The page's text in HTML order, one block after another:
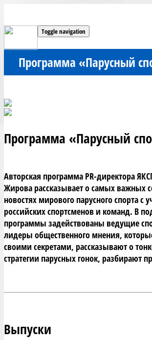
Toggle navigation
Программа «Парусный
Программа «Парусный
Авторская программа PR-директора
Жирова рассказывает о самых важных
новостях мирового парусного спорта с
российских спортсменов и команд. В
программы задействованы ведущие
лидеры общественного мнения,
своими секретами, рассказывают о
стратегии парусных гонок, разбирают
Выпуски